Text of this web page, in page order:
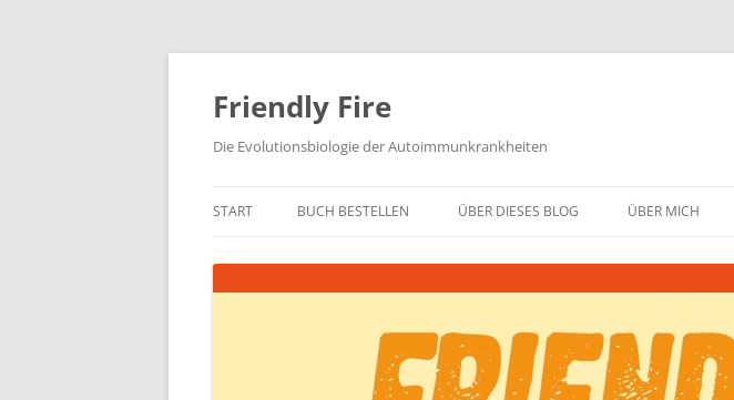
Zum
springen
Friendly Fire
Die Evolutionsbiologie der Autoimmunkrankheiten
START BUCH BESTELLEN ÜBER DIESES BLOG ÜBER MICH